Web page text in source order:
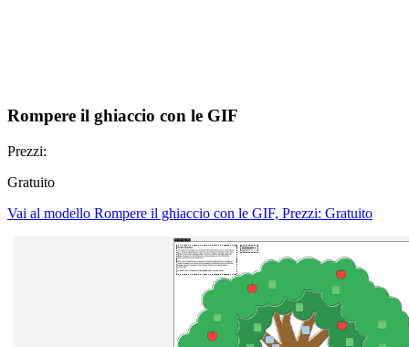
Rompere il ghiaccio con le GIF
Prezzi:
Gratuito
Vai al modello Rompere il ghiaccio con le GIF, Prezzi: Gratuito